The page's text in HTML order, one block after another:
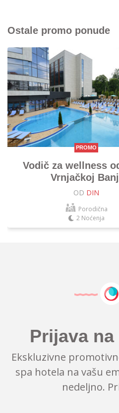
Ostale promo ponude
PROMO
Vodič za wellness
Vrnjačkoj
OD DIN
Porodična
2 Noćenja
Prijava
Ekskluzivne
spa hotela na vašu
nedeljno.